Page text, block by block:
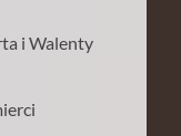
i Walenty